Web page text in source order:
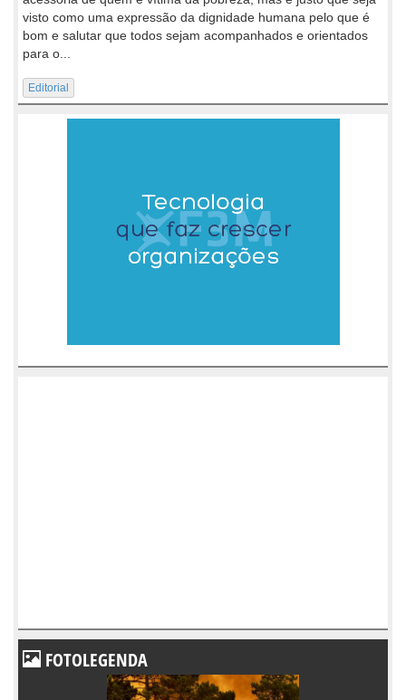
visto como uma expressão da dignidade humana pelo que é
bom e salutar que todos sejam acompanhados e orientados
para o...
Editorial
FOTOLEGENDA